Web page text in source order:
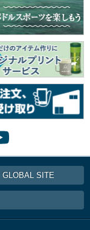
GLOBAL SITE